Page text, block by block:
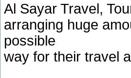
Al Sayar Travel,
arranging huge
possible
way for their travel